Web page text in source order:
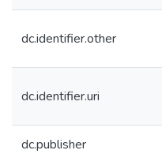
dc.identifier.other
dc.identifier.uri
dc.publisher